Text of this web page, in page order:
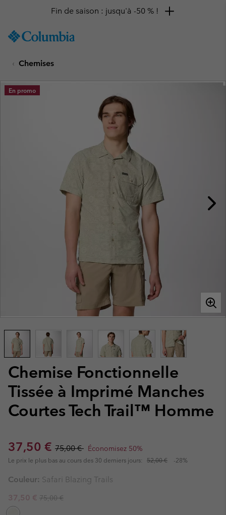
TO
SKIP
MAIN
NAV
Fin de saison : jusqu'à -50 % !
Chemises
Chemise Fonctionnelle
Tissée à Imprimé Manches
Courtes Tech Trail™ Homme
Sale price:
37,50 € Regular price:
75,00 € Économisez 50%
Le prix le plus bas au cours des 30 derniers jours: 52,00 € -28%
En promo
Couleur: Safari Blazing Trails
Sale price:
37,50 € Regular price:
75,00 €